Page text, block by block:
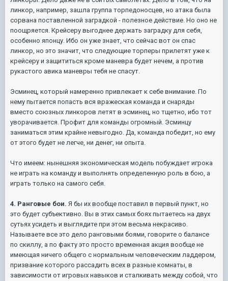
линкор, например, зашла группа торпедоносцев, но атака была
сорвана поставленной заградкой - полезное действие. Но оно не
поощряется. Крейсеру выгоднее держать заградку для себя,
особенно японцу. Ибо он уже знает, что сейчас вот он спас
линкор, но это значит, что следующие торперы прилетят уже к
крейсеру и защититься кроме маневра будет нечем, а против
рукастого авика маневры тебя не спасут.
Эсминец, который намеренно привлекает к себе внимание. По
нему пытается попасть вся вражеская команда и снаряды
вместо союзных линкоров летят в эсминец, но тщетно, ибо тот
уворачивается. Профит для команды огромный. Эсминцу
заниматься этим крайне невыгодно. Да, команда победит, но ему
от этого будет не легче, ни денег, ни опыта.
Что имеем: нынешняя экономическая модель побуждает игрока
не играть на команду и выполнять определенную роль в бою, а
играть только на самого себя.
4. Ранговые бои. Я бы их вообще поставил в первый пункт, но
это будет субъективно. Вы в этих самых боях пытаетесь на двух
сутьях усидеть и выглядите при этом весьма некрасиво.
Называете все это дело ранговыми боями, говорите о балансе
по скиллу, а по факту это просто временная акция вообще не
имеющая ничего общего с нормальным человеческим ладдером,
призвание которого рассадить всех в разные комнаты, в
зависимости от игровых навыков и сталкивать между собой, что